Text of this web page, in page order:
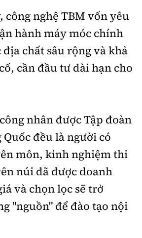
công nghệ TBM vốn yêu
hành máy móc chính
chất sâu rộng và khả
cần đầu tư dài hạn cho
nhânđược Tập đoàn
Quốc đều là người có
môn, kinh nghiệm thi
núi đã được doanh
và chọn lọc sẽ trở
"nguồn" để đào tạo nội